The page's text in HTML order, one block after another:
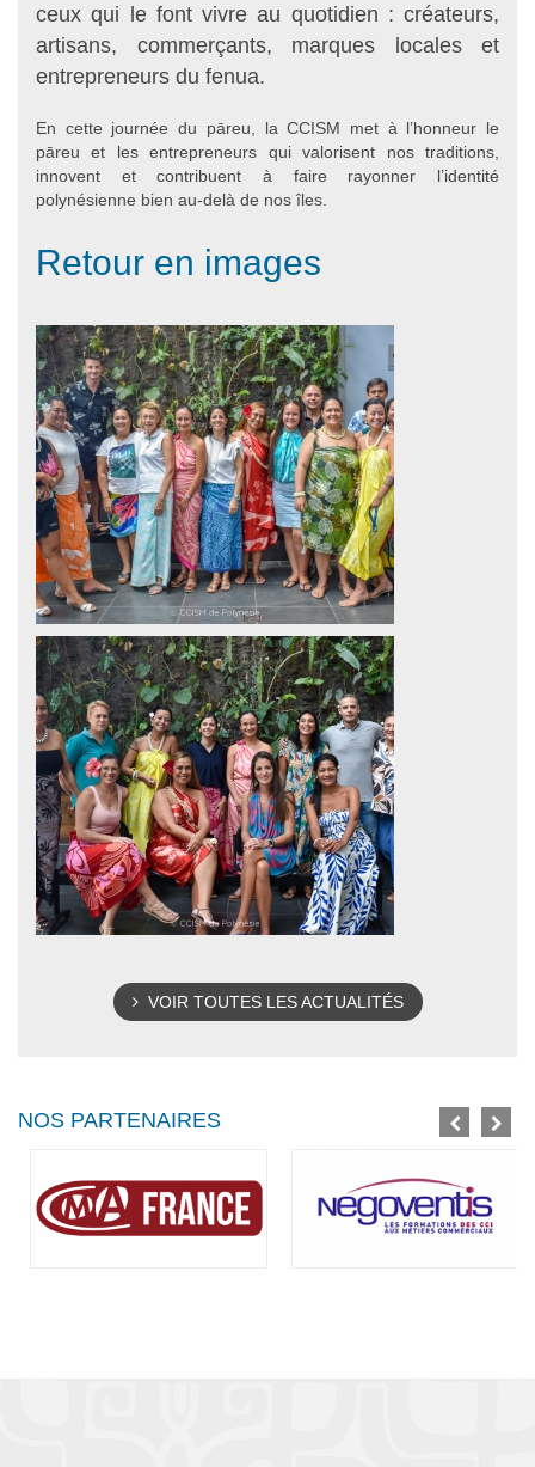
ceux qui le font vivre au quotidien : créateurs,
artisans, commerçants, marques locales et
entrepreneurs du fenua.
En cette journée du pāreu, la CCISM met à l’honneur le
pāreu et les entrepreneurs qui valorisent nos traditions,
innovent et contribuent à faire rayonner l’identité
polynésienne bien au-delà de nos îles.
Retour en images
VOIR TOUTES LES ACTUALITÉS
NOS PARTENAIRES